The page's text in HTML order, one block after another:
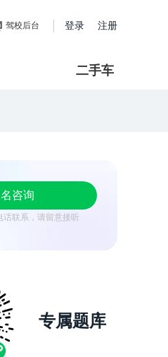
驾校后台 登录 注册
二手车
咨询
话联系，请留意接听
专属题库